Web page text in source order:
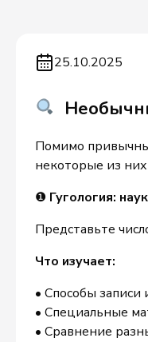
25.10.2025
Помимо
некоторые из
❶ Гугология:
Представьте
Что изучает:
• Способы записи
• Специальные
• Сравнение